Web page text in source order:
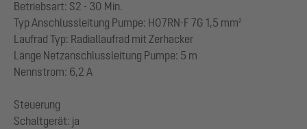
Betriebsart: S2 - 30 Min.
Typ Anschlussleitung Pumpe: H07RN-F 7G 1,5 mm²
Laufrad Typ: Radiallaufrad mit Zerhacker
Länge Netzanschlussleitung Pumpe: 5 m
Nennstrom: 6,2 A
Steuerung
Schaltgerät: ja